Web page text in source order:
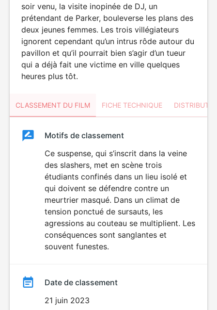
soir venu, la visite inopinée de DJ, un
prétendant de Parker, bouleverse les plans des
deux jeunes femmes. Les trois villégiateurs
ignorent cependant qu’un intrus rôde autour du
pavillon et qu’il pourrait bien s’agir d’un tueur
qui a déjà fait une victime en ville quelques
heures plus tôt.
CLASSEMENT DU FILM FICHE TECHNIQUE
ClassementClassement
VIOLENCE
Motifs de classement
Ce suspense, qui s’inscrit dans la veine
des slashers, met en scène trois
étudiants confinés dans un lieu isolé et
qui doivent se défendre contre un
meurtrier masqué. Dans un climat de
tension ponctué de sursauts, les
agressions au couteau se multiplient. Les
conséquences sont sanglantes et
souvent funestes.
Date de classement
21 juin 2023